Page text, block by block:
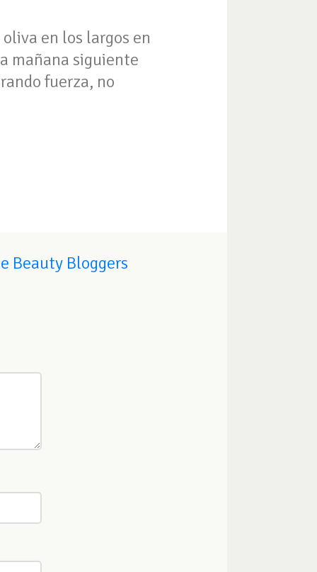
en los largos en
mañana siguiente
fuerza, no
Beauty Bloggers